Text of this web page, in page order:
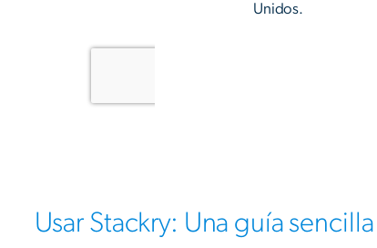
Unidos.
Usar Stackry: Una guía sencilla